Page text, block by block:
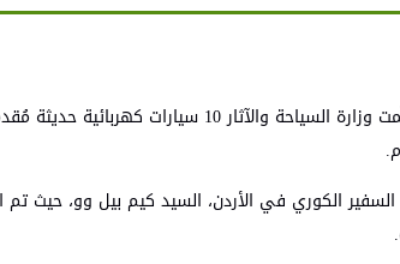
في خطوة تهدف إلى تعزيز الخدمات المقدمة في المواقع السياحية والأثرية، تسلّمت وزارة
السفير الكوري في الأردن، السيد كيم بيل وو، حيث تم